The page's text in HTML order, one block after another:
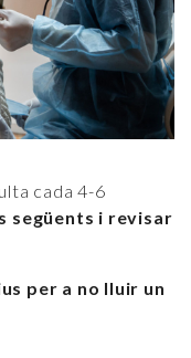
cada 4-6
següents i revisar
per a no lluir un